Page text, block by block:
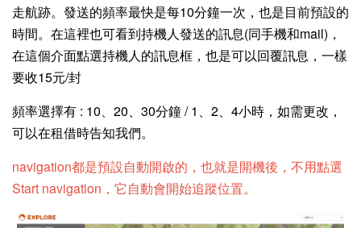
走航跡。發送的頻率最快是每10分鐘一次，也是目前預設的
時間。在這裡也可看到持機人發送的訊息(同手機和mail)，
在這個介面點選持機人的訊息框，也是可以回覆訊息，一樣
要收15元/封
頻率選擇有 : 10、20、30分鐘 / 1、2、4小時，如需更改，
可以在租借時告知我們。
navigation都是預設自動開啟的，也就是開機後，不用點選
Start navigation，它自動會開始追蹤位置。